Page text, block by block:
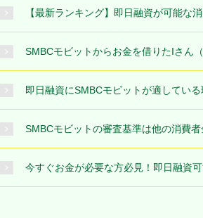
【最新ランキング】即日融資が可能な
SMBCモビットからお金を借りたIさん（
即日融資にSMBCモビットが適している
SMBCモビットの審査基準は他の消費
今すぐお金が必要な方必見！即日融資